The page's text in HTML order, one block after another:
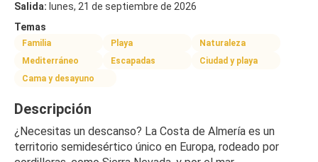
Salida: lunes, 21 de septiembre de 2026
Temas
Familia Playa
Naturaleza
Mediterráneo
Escapadas
Ciudad y playa
Cama y desayuno
Descripción
¿Necesitas un descanso? La Costa de Almería es un
territorio semidesértico único en Europa, rodeado por